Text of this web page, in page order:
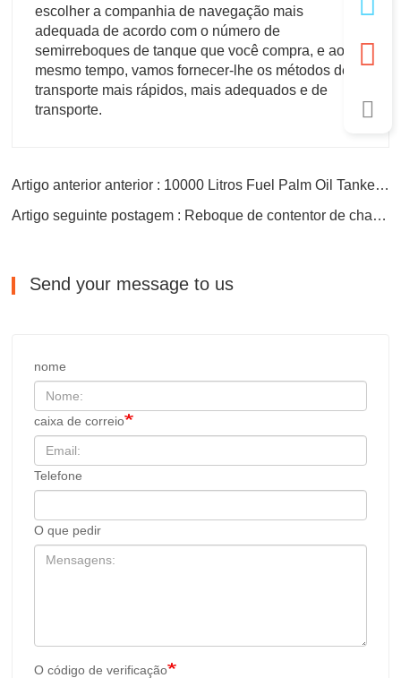
escolher a companhia de navegação mais
adequada de acordo com o número de
semirreboques de tanque que você compra, e ao
mesmo tempo, vamos fornecer-lhe os métodos de
transporte mais rápidos, mais adequados e de
transporte.
Artigo anterior anterior : 10000 Litros Fuel Palm Oil Tanker Trailer
Artigo seguinte postagem : Reboque de contentor de chassis de 40ft
Send your message to us
nome
caixa de correio
Telefone
O que pedir
O código de verificação